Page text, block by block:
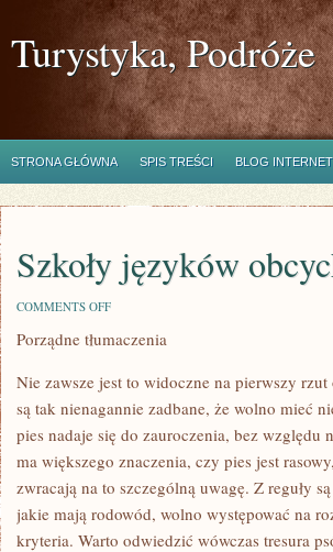
Turystyka, Podróże
STRONA GŁÓWNA SPIS TREŚCI BLOG
Szkoły języków
COMMENTS OFFON
JĘZYKÓW
Porządne tłumaczenia
Nie zawsze jest to widoczne na pierwszy
są tak nienagannie zadbane, że wolno mieć
pies nadaje się do zauroczenia, bez
ma większego znaczenia, czy pies jest
zwracają na to szczególną uwagę. Z reguły
jakie mają rodowód, wolno występować na
kryteria. Warto odwiedzić wówczas tresura